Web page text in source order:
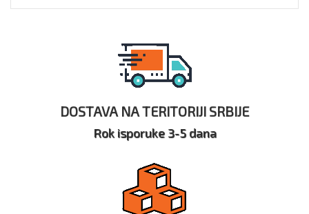
DOSTAVA NA TERITORIJI SRBIJE
Rok isporuke 3-5 dana